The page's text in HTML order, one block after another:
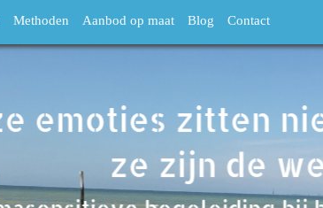
Methoden Aanbod op maat Blog Contact